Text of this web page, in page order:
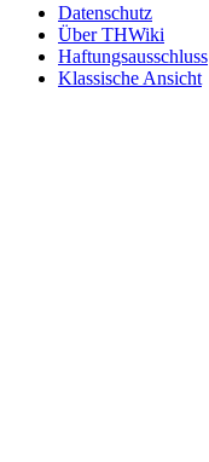
Datenschutz
Über THWiki
Haftungsausschluss
Klassische Ansicht